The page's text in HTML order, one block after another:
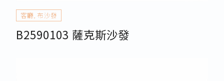
客廳 ,布沙發
B2590103 薩克斯沙發